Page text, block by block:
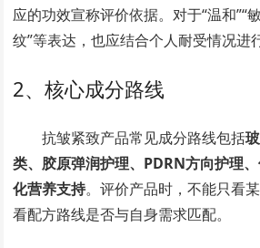
应的功效宣称评价依据。对于“温和”“
纹”等表达，也应结合个人耐受情况进
2、核心成分路线
抗皱紧致产品常见成分路线包括
类、胶原弹润护理、PDRN方向护理
化营养支持。评价产品时，不能只看
看配方路线是否与自身需求匹配。